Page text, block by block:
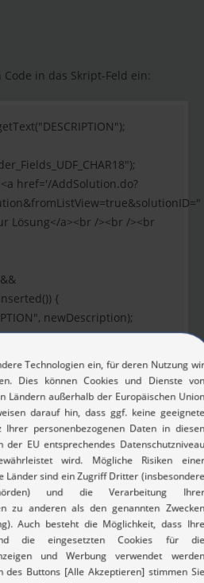
in das Skript-Feld ein:
href='/AddSolution.do?
Lösung</a><br /><br /><br
{
newDescription);
{
+
hier wieder den
1)